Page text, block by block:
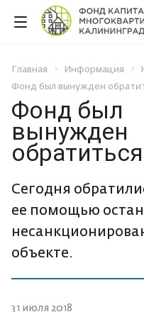
Главная Информация
Фонд был вынужден
Фонд был
вынужден
Сегодня
ее помощью
объекте.
31 июля 2018